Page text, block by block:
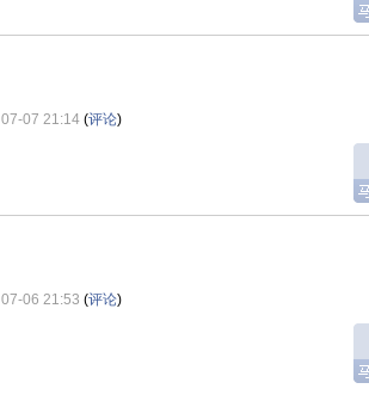
07-07 21:14 (评论)
07-06 21:53 (评论)